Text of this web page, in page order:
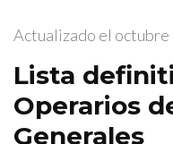
Actualizado el octubre
Lista
Operarios
Generales